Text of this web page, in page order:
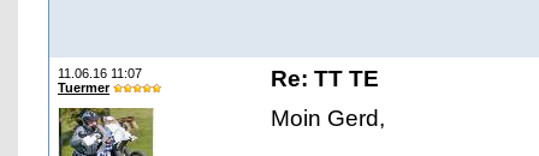
11.06.16 11:07
Tuermer
Re: TT TE
Moin Gerd,